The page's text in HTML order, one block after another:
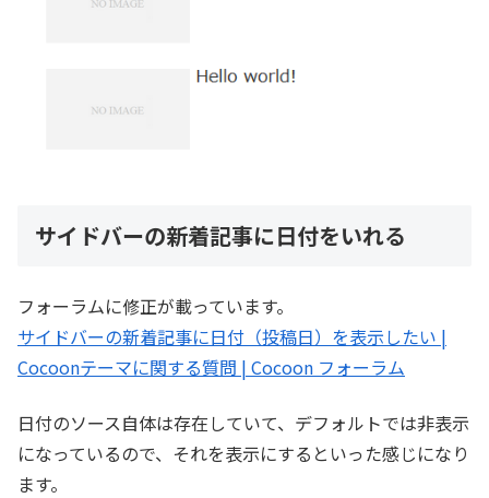
サイドバーの新着記事に日付をいれる
フォーラムに修正が載っています。
サイドバーの新着記事に日付（投稿日）を表示したい |
Cocoonテーマに関する質問 | Cocoon フォーラム
日付のソース自体は存在していて、デフォルトでは非表示
になっているので、それを表示にするといった感じになり
ます。